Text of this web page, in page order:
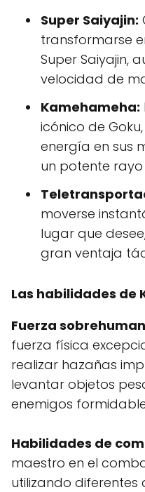
Super Saiyajin:
transformarse
Super Saiyajin,
velocidad de
Kamehameha:
icónico de
energía en sus
un potente
moverse
lugar que
gran ventaja
Las habilidades de
Fuerza
fuerza física
realizar hazañas
levantar objetos
enemigos
Habilidades de
maestro en el
utilizando